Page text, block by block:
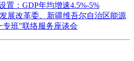
置：GDP年均增速4.5%-5%
展改革委、新疆维吾尔自治区能源
专班”联络服务座谈会